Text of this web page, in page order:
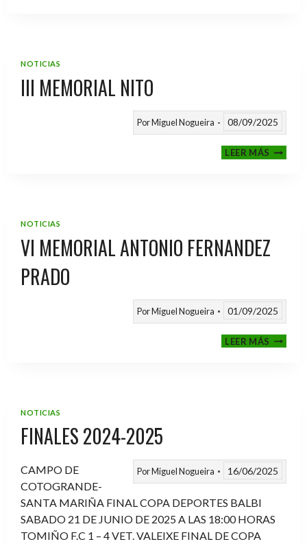
NOTICIAS
III MEMORIAL NITO
PorMiguel Nogueira 08/09/2025
LEER MÁSIII
NOTICIAS
VI MEMORIAL ANTONIO FERNANDEZ
PRADO
PorMiguel Nogueira 01/09/2025
LEER MÁSVI
NOTICIAS
FINALES 2024-2025
PorMiguel Nogueira 16/06/2025
CAMPO DE
COTOGRANDE-
SANTA MARIÑA FINAL COPA DEPORTES BALBI
SABADO 21 DE JUNIO DE 2025 A LAS 18:00 HORAS
TOMIÑO F.C 1 – 4 VET. VALEIXE FINAL DE COPA